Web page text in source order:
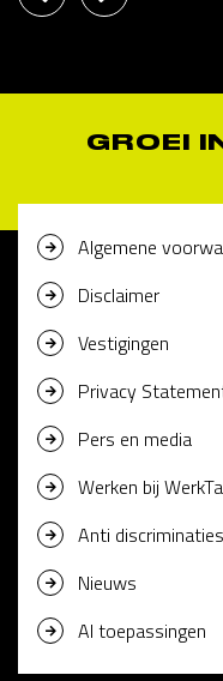
GROEI
Algemene
Disclaimer
Vestigingen
Privacy
Pers en media
Werken bij
Anti
Nieuws
AI toepassingen